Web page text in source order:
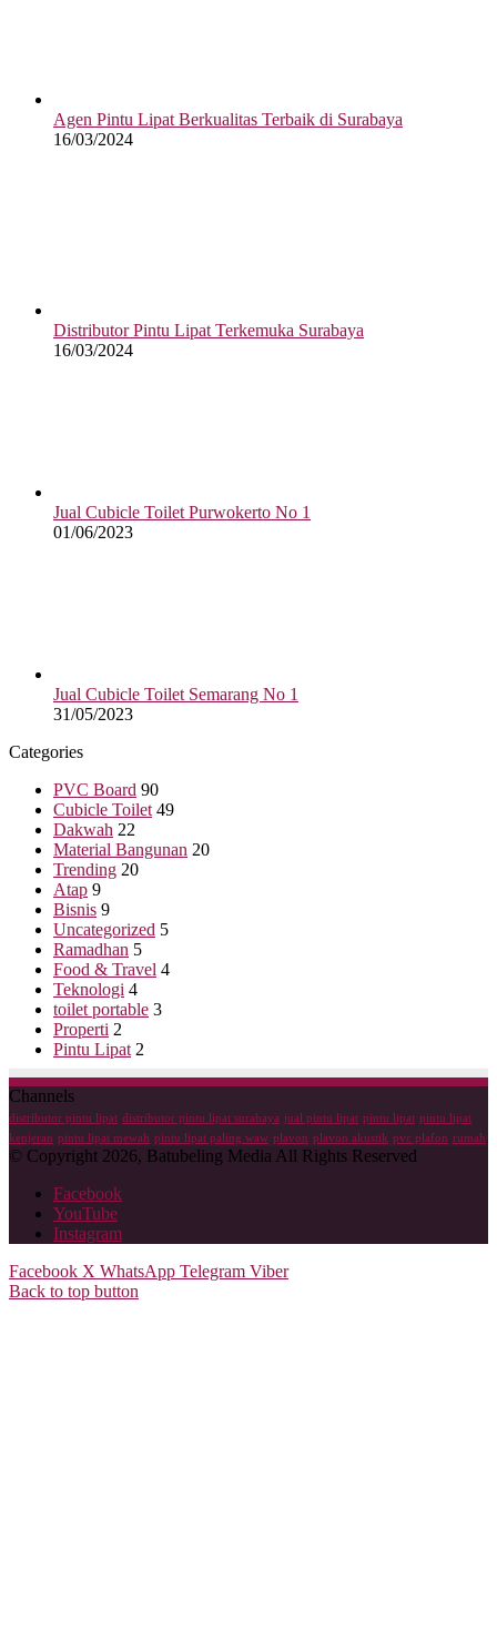
Agen Pintu Lipat Berkualitas Terbaik di Surabaya
16/03/2024
Distributor Pintu Lipat Terkemuka Surabaya
16/03/2024
Jual Cubicle Toilet Purwokerto No 1
01/06/2023
Jual Cubicle Toilet Semarang No 1
31/05/2023
Categories
PVC Board 90
Cubicle Toilet 49
Dakwah 22
Material Bangunan 20
Trending 20
Atap 9
Bisnis 9
Uncategorized 5
Ramadhan 5
Food & Travel 4
Teknologi 4
toilet portable 3
Properti 2
Pintu Lipat 2
Channels
distributor pintu lipat distributor pintu lipat surabaya jual pintu lipat pintu lipat pintu lipat
kenjeran pintu lipat mewah pintu lipat paling waw plavon plavon akustik pvc plafon rumah
© Copyright 2026, Batubeling Media All Rights Reserved
Facebook
YouTube
Instagram
Facebook X WhatsApp Telegram Viber
Back to top button